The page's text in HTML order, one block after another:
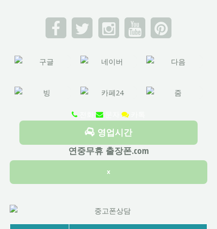
영업시간
연중무휴 출장폰.com
×